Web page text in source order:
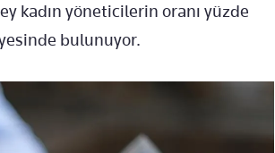
kadın yöneticilerin oranı yüzde
bulunuyor.